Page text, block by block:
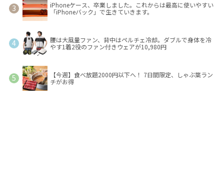
iPhoneケース、卒業しました。これからは最高に使いやすい
「iPhoneバック」で生きていきます。
腰は大風量ファン、背中はペルチェ冷却。ダブルで身体を冷
やす1着2役のファン付きウェアが10,980円
【今週】食べ放題2000円以下へ！ 7日間限定、しゃぶ葉ラン
チがお得